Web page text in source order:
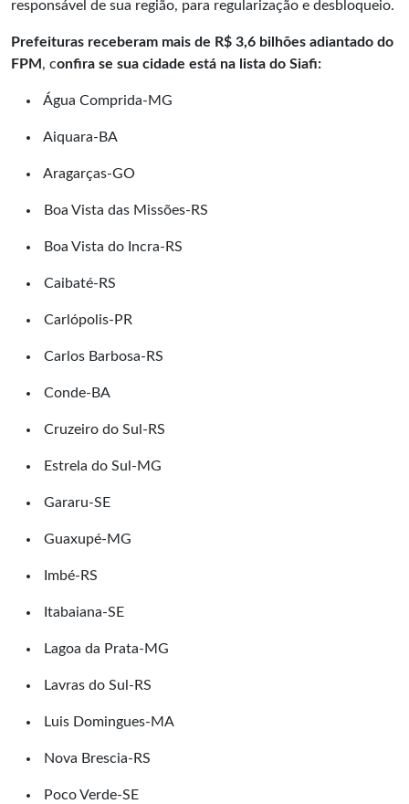
responsável de sua região, para regularização e desbloqueio.
Prefeituras receberam mais de R$ 3,6 bilhões adiantado do
FPM , confira se sua cidade está na lista do Siafi:
Água Comprida-MG
Aiquara-BA
Aragarças-GO
Boa Vista das Missões-RS
Boa Vista do Incra-RS
Caibaté-RS
Carlópolis-PR
Carlos Barbosa-RS
Conde-BA
Cruzeiro do Sul-RS
Estrela do Sul-MG
Gararu-SE
Guaxupé-MG
Imbé-RS
Itabaiana-SE
Lagoa da Prata-MG
Lavras do Sul-RS
Luis Domingues-MA
Nova Brescia-RS
Poco Verde-SE